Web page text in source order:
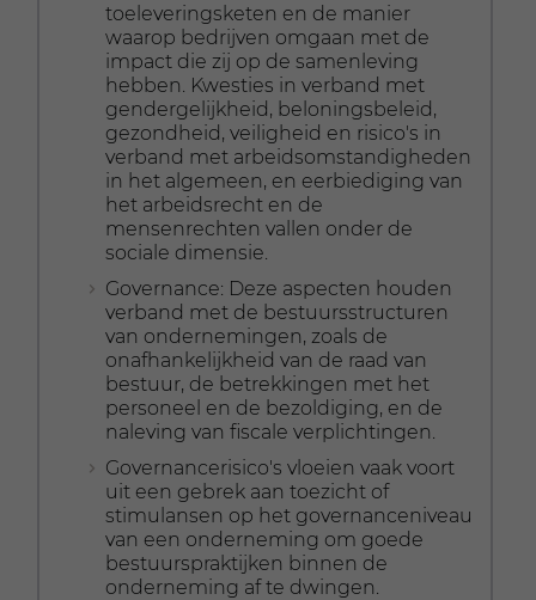
toeleveringsketen en de manier
waarop bedrijven omgaan met de
impact die zij op de samenleving
hebben. Kwesties in verband met
gendergelijkheid, beloningsbeleid,
gezondheid, veiligheid en risico's in
verband met arbeidsomstandigheden
in het algemeen, en eerbiediging van
het arbeidsrecht en de
mensenrechten vallen onder de
sociale dimensie.
Governance: Deze aspecten houden
verband met de bestuursstructuren
van ondernemingen, zoals de
onafhankelijkheid van de raad van
bestuur, de betrekkingen met het
personeel en de bezoldiging, en de
naleving van fiscale verplichtingen.
Governancerisico's vloeien vaak voort
uit een gebrek aan toezicht of
stimulansen op het governanceniveau
van een onderneming om goede
bestuurspraktijken binnen de
onderneming af te dwingen.